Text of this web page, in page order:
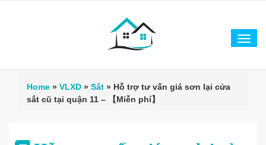
Home » VLXD » Sắt » Hỗ trợ tư vấn giá sơn lại cửa
sắt cũ tại quận 11 – 【Miễn phí】